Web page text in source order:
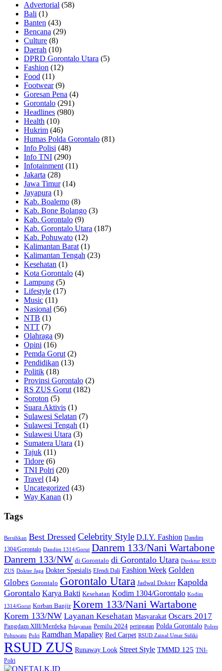
Advertorial (58)
Bali (1)
Banten (43)
Bencana (29)
Culture (8)
Daerah (10)
DPRD Gorontalo Utara (5)
Fashion (12)
Food (11)
Footwear(9)
Goresan Pena (4)
Gorontalo (291)
Headlines (980)
Health (10)
Hukrim (46)
Humas Polda Gorontalo (81)
Info Polisi (48)
Info TNI (290)
Infotainment (11)
Jakarta (28)
Jawa Timur(14)
Jayapura (1)
Kab. Boalemo (8)
Kab. Bone Bolango (3)
Kab. Gorontalo (9)
Kab. Gorontalo Utara (187)
Kab. Pohuwato (12)
Kalimantan Barat (1)
Kalimantan Tengah (23)
Kesehatan (1)
Kota Gorontalo (4)
Lampung (5)
Lifestyle (17)
Music (11)
Nasional (56)
NTB (1)
NTT (7)
Olahraga (9)
Opini (16)
Pemda Gorut (2)
Pendidikan (13)
Politik (18)
Provinsi Gorontalo (2)
RS ZUS Gorut (182)
Soroton (5)
Suara Aktivis (1)
Sulawesi Selatan (7)
Sulawesi Tengah (1)
Sulawesi Utara (3)
Sumatera Utara (1)
Tajuk (11)
Tidore (6)
TNI Polri (20)
Travel (14)
Uncategorized (43)
Way Kanan (1)
Tags
Bersihkan Best Dressed Celebrity Style D.I.Y. Fashion Dandim
1304/Gorontalo Dandim 1314/Gorut Danrem 133/Nani Wartabone
Danrem 133/NW di Gorontalo di Gorontalo Utara Direktur RSUD
ZUS Dokter Jaga Dokter Spesialis Efendi Dali Fashion Week Golden
Globes Gorontalo Gorontalo Utara Jadwal Dokter Kapolda
Gorontalo Karya Bakti Kesehatan Kodim 1304/Gorontalo Kodim
1314/Gorut Korban Banjir Korem 133/Nani Wartabone
Korem 133/NW Layanan Kesehatan Masyarakat Oscars 2017
Pangdam XIII/Merdeka Pelayanan Pemilu 2024 peringatan Polda Gorontalo Polres
Pohuwato Polri Ramdhan Mapaliey Red Carpet RSUD Zainal Umar Sidiki
RSUD ZUS Runaway Look Street Style TMMD 125 TNI-
Polri